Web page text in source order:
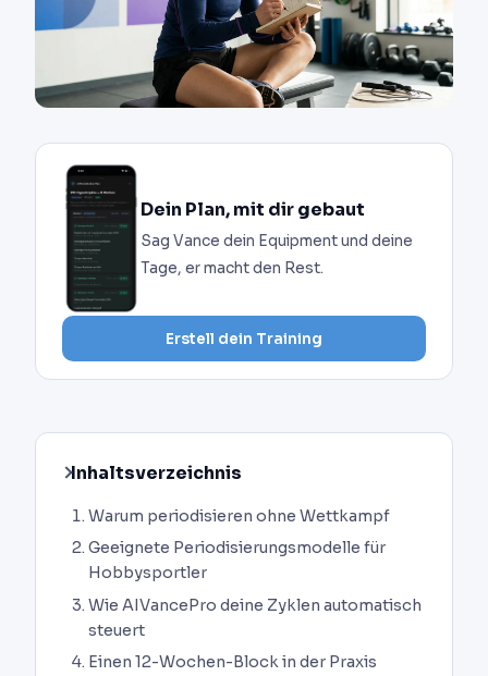
Dein Plan, mit dir gebaut
Sag Vance dein Equipment und deine
Tage, er macht den Rest.
Erstell dein Training
Inhaltsverzeichnis
Warum periodisieren ohne Wettkampf
Geeignete Periodisierungsmodelle für
Hobbysportler
Wie AIVancePro deine Zyklen automatisch
steuert
Einen 12-Wochen-Block in der Praxis